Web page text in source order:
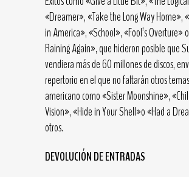
«Dreamer», «Take the Long Way Home»,
in America», «School», «Fool’s Overture»
Raining Again», que hicieron posible que
vendiera más de 60 millones de discos,
repertorio en el que no faltarán otros
americano como «Sister Moonshine»,
Vision», «Hide in Your Shell»o «Had a
otros.
DEVOLUCIÓN DE ENTRADAS